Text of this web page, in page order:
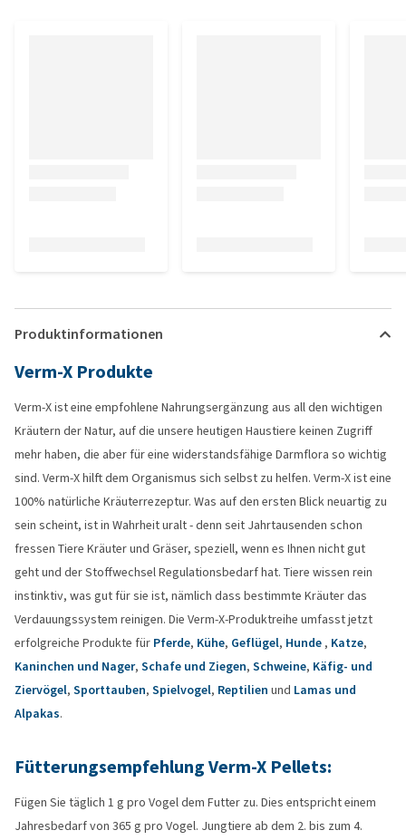
Produktinformationen
Verm-X Produkte
Verm-X ist eine empfohlene Nahrungsergänzung aus all den wichtigen
Kräutern der Natur, auf die unsere heutigen Haustiere keinen Zugriff
mehr haben, die aber für eine widerstandsfähige Darmflora so wichtig
sind. Verm-X hilft dem Organismus sich selbst zu helfen. Verm-X ist eine
100% natürliche Kräuterrezeptur. Was auf den ersten Blick neuartig zu
sein scheint, ist in Wahrheit uralt - denn seit Jahrtausenden schon
fressen Tiere Kräuter und Gräser, speziell, wenn es Ihnen nicht gut
geht und der Stoffwechsel Regulationsbedarf hat. Tiere wissen rein
instinktiv, was gut für sie ist, nämlich dass bestimmte Kräuter das
Verdauungssystem reinigen. Die Verm-X-Produktreihe umfasst jetzt
erfolgreiche Produkte für Pferde, Kühe, Geflügel, Hunde , Katze,
Kaninchen und Nager, Schafe und Ziegen, Schweine, Käfig- und
Ziervögel, Sporttauben, Spielvogel, Reptilien und Lamas und
Alpakas.
Fütterungsempfehlung Verm-X Pellets:
Fügen Sie täglich 1 g pro Vogel dem Futter zu. Dies entspricht einem
Jahresbedarf von 365 g pro Vogel. Jungtiere ab dem 2. bis zum 4.